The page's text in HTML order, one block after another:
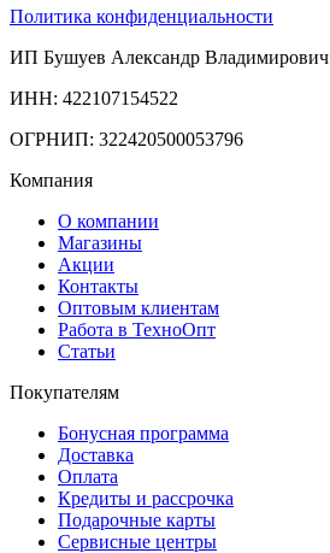
Политика конфиденциальности
ИП Бушуев Александр Владимирович
ИНН: 422107154522
ОГРНИП: 322420500053796
Компания
О компании
Магазины
Акции
Контакты
Оптовым клиентам
Работа в ТехноОпт
Статьи
Покупателям
Бонусная программа
Доставка
Оплата
Кредиты и рассрочка
Подарочные карты
Сервисные центры